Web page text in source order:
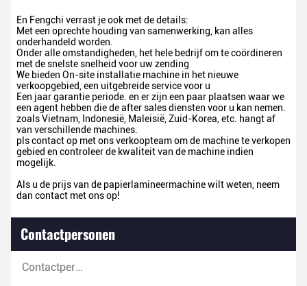
En Fengchi verrast je ook met de details:
Met een oprechte houding van samenwerking, kan alles
onderhandeld worden.
Onder alle omstandigheden, het hele bedrijf om te coördineren
met de snelste snelheid voor uw zending
We bieden On-site installatie machine in het nieuwe
verkoopgebied, een uitgebreide service voor u
Een jaar garantie periode. en er zijn een paar plaatsen waar we
een agent hebben die de after sales diensten voor u kan nemen.
zoals Vietnam, Indonesië, Maleisië, Zuid-Korea, etc. hangt af
van verschillende machines.
pls contact op met ons verkoopteam om de machine te verkopen
gebied en controleer de kwaliteit van de machine indien
mogelijk.
Als u de prijs van de papierlamineermachine wilt weten, neem
dan contact met ons op!
Contactpersonen
Contactpersonen: